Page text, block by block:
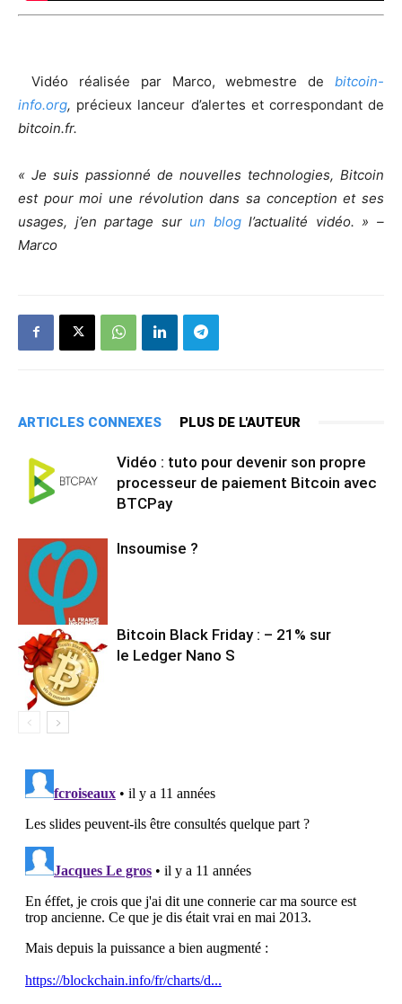
Vidéo réalisée par Marco, webmestre de bitcoin-
info.org, précieux lanceur d’alertes et correspondant de
bitcoin.fr.
« Je suis passionné de nouvelles technologies, Bitcoin
est pour moi une révolution dans sa conception et ses
usages, j’en partage sur un blogl’actualité vidéo. » –
Marco
ARTICLES CONNEXES PLUS DE L'AUTEUR
Vidéo : tuto pour devenir son propre
processeur de paiement Bitcoin avec
BTCPay
Insoumise ?
Bitcoin Black Friday : – 21% sur
le Ledger Nano S